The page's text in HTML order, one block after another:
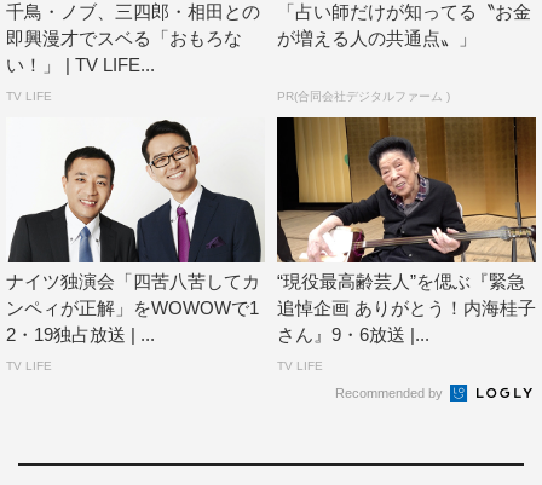
千鳥・ノブ、三四郎・相田との
即興漫才でスベる「おもろな
い！」 | TV LIFE...
TV LIFE
「占い師だけが知ってる〝お金
が増える人の共通点〟」
PR(合同会社デジタルファーム )
ナイツ独演会「四苦八苦してカ
ンペィが正解」をWOWOWで1
2・19独占放送 | ...
TV LIFE
“現役最高齢芸人”を偲ぶ『緊急
追悼企画 ありがとう！内海桂子
さん』9・6放送 |...
TV LIFE
Recommended by